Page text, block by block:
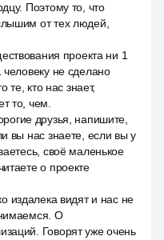
Поэтому то, что
от тех людей,
проекта ни 1
не сделано
те, кто нас знает,
то, чем.
друзья, напишите,
вы нас знаете, если вы у
своё маленькое
о проекте
издалека видят и нас не
О
Говорят уже очень